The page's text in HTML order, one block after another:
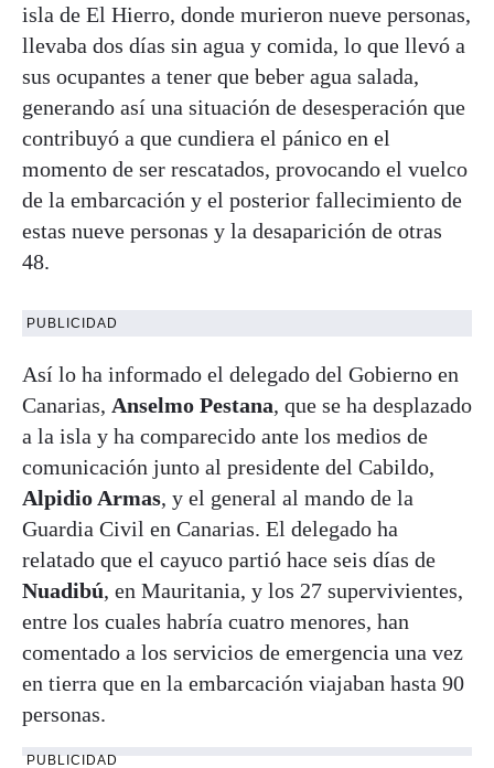
isla de El Hierro, donde murieron nueve personas,
llevaba dos días sin agua y comida, lo que llevó a
sus ocupantes a tener que beber agua salada,
generando así una situación de desesperación que
contribuyó a que cundiera el pánico en el
momento de ser rescatados, provocando el vuelco
de la embarcación y el posterior fallecimiento de
estas nueve personas y la desaparición de otras
48.
PUBLICIDAD
Así lo ha informado el delegado del Gobierno en
Canarias, Anselmo Pestana, que se ha desplazado
a la isla y ha comparecido ante los medios de
comunicación junto al presidente del Cabildo,
Alpidio Armas, y el general al mando de la
Guardia Civil en Canarias. El delegado ha
relatado que el cayuco partió hace seis días de
Nuadibú, en Mauritania, y los 27 supervivientes,
entre los cuales habría cuatro menores, han
comentado a los servicios de emergencia una vez
en tierra que en la embarcación viajaban hasta 90
personas.
PUBLICIDAD